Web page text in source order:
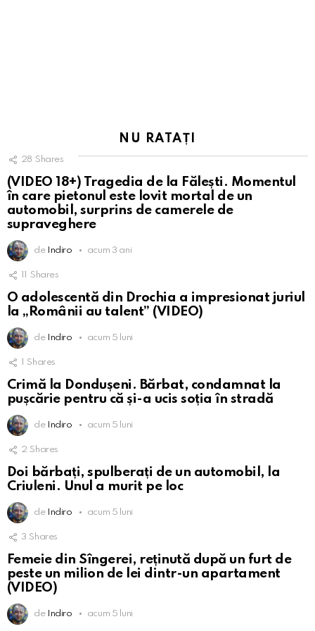
NU RATAȚI
28 Shares
(VIDEO 18+) Tragedia de la Fălești. Momentul
în care pietonul este lovit mortal de un
automobil, surprins de camerele de
supraveghere
de Indiro acum 3 ani
11 Shares
O adolescentă din Drochia a impresionat juriul
la „Românii au talent” (VIDEO)
de Indiro acum 5 luni
1 Shares
Crimă la Dondușeni. Bărbat, condamnat la
pușcărie pentru că și-a ucis soția în stradă
de Indiro acum 5 luni
2 Shares
Doi bărbați, spulberați de un automobil, la
Criuleni. Unul a murit pe loc
de Indiro acum 5 luni
3 Shares
Femeie din Sîngerei, reținută după un furt de
peste un milion de lei dintr-un apartament
(VIDEO)
de Indiro acum 5 luni